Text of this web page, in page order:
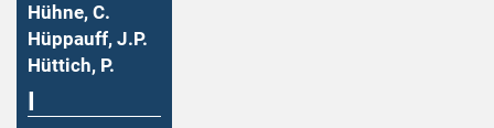
Hühne, C.
Hüppauff, J.P.
Hüttich, P.